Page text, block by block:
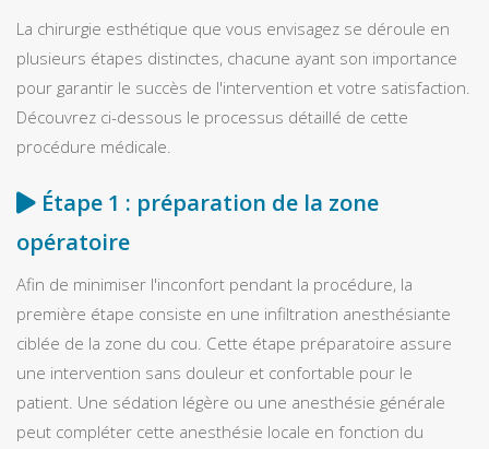
La chirurgie esthétique que vous envisagez se déroule en
plusieurs étapes distinctes, chacune ayant son importance
pour garantir le succès de l'intervention et votre satisfaction.
Découvrez ci-dessous le processus détaillé de cette
procédure médicale.
Étape 1 : préparation de la zone
opératoire
Afin de minimiser l'inconfort pendant la procédure, la
première étape consiste en une infiltration anesthésiante
ciblée de la zone du cou. Cette étape préparatoire assure
une intervention sans douleur et confortable pour le
patient. Une sédation légère ou une anesthésie générale
peut compléter cette anesthésie locale en fonction du